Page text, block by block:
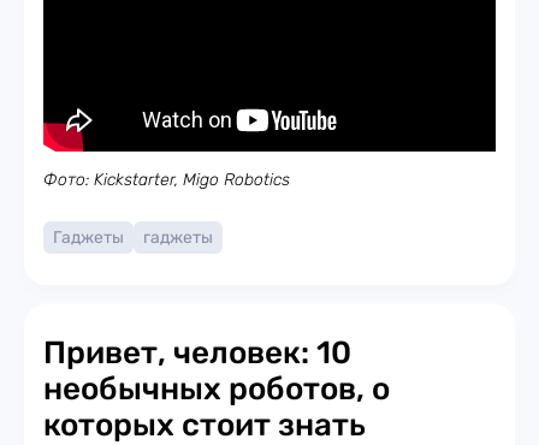
Фото: Kickstarter, Migo Robotics
Гаджеты гаджеты
Привет, человек: 10
необычных роботов, о
которых стоит знать